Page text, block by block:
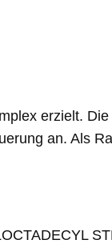
erzielt.
an. Als